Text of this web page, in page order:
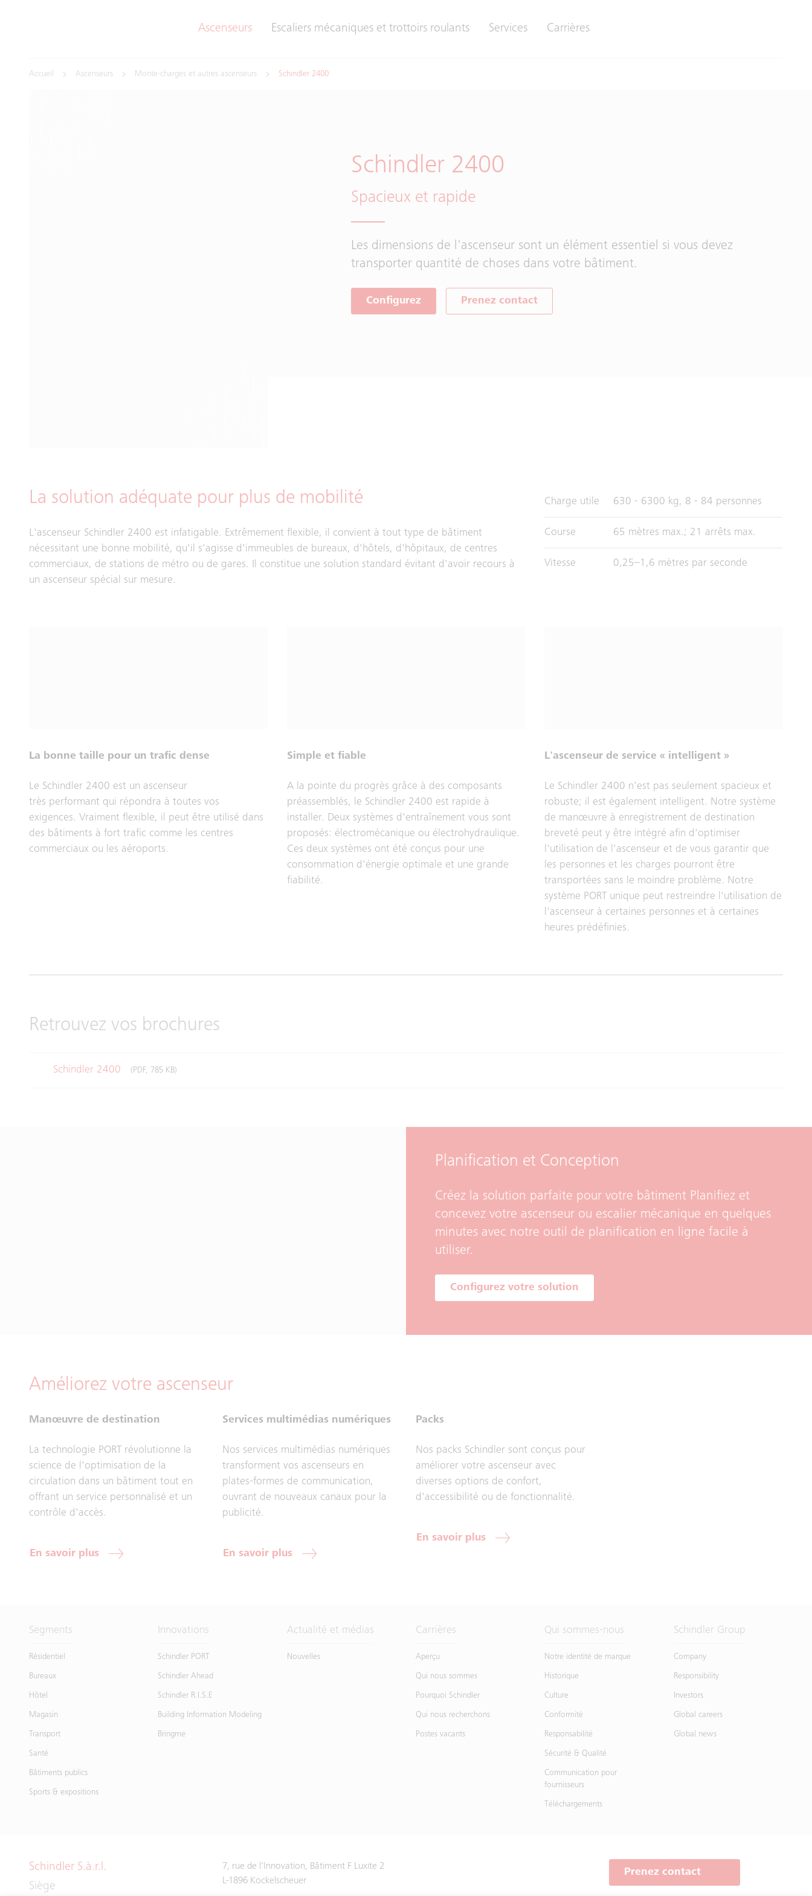
Ascenseurs Escaliers mécaniques et trottoirs roulants Services Carrières
Accueil Ascenseurs Monte-charges et autres ascenseurs Schindler 2400
Schindler 2400
Spacieux et rapide
Les dimensions de l'ascenseur sont un élément essentiel si vous devez
transporter quantité de choses dans votre bâtiment.
Configurez Prenez contact
La solution adéquate pour plus de mobilité
L'ascenseur Schindler 2400 est infatigable. Extrêmement flexible, il convient à tout type de bâtiment
nécessitant une bonne mobilité, qu'il s'agisse d'immeubles de bureaux, d'hôtels, d'hôpitaux, de centres
commerciaux, de stations de métro ou de gares. Il constitue une solution standard évitant d'avoir recours à
un ascenseur spécial sur mesure.
Charge utile 630 - 6300 kg, 8 - 84 personnes
Course 65 mètres max.; 21 arrêts max.
Vitesse 0,25–1,6 mètres par seconde
La bonne taille pour un trafic dense
Le Schindler 2400 est un ascenseur
très performant qui répondra à toutes vos
exigences. Vraiment flexible, il peut être utilisé dans
des bâtiments à fort trafic comme les centres
commerciaux ou les aéroports.
Simple et fiable
A la pointe du progrès grâce à des composants
préassemblés, le Schindler 2400 est rapide à
installer. Deux systèmes d'entraînement vous sont
proposés: électromécanique ou électrohydraulique.
Ces deux systèmes ont été conçus pour une
consommation d'énergie optimale et une grande
fiabilité.
L'ascenseur de service « intelligent »
Le Schindler 2400 n'est pas seulement spacieux et
robuste; il est également intelligent. Notre système
de manœuvre à enregistrement de destination
breveté peut y être intégré afin d'optimiser
l'utilisation de l'ascenseur et de vous garantir que
les personnes et les charges pourront être
transportées sans le moindre problème. Notre
système PORT unique peut restreindre l'utilisation de
l'ascenseur à certaines personnes et à certaines
heures prédéfinies.
Retrouvez vos brochures
Schindler 2400 (PDF, 785 KB)
Planification et Conception
Créez la solution parfaite pour votre bâtiment Planifiez et
concevez votre ascenseur ou escalier mécanique en quelques
minutes avec notre outil de planification en ligne facile à
utiliser.
Configurez votre solution
Améliorez votre ascenseur
Manœuvre de destination
La technologie PORT révolutionne la
science de l'optimisation de la
circulation dans un bâtiment tout en
offrant un service personnalisé et un
contrôle d'accès.
En savoir plus
Services multimédias numériques
Nos services multimédias numériques
transforment vos ascenseurs en
plates-formes de communication,
ouvrant de nouveaux canaux pour la
publicité.
En savoir plus
Packs
Nos packs Schindler sont conçus pour
améliorer votre ascenseur avec
diverses options de confort,
d'accessibilité ou de fonctionnalité.
En savoir plus
Segments
Résidentiel
Bureaux
Hôtel
Magasin
Transport
Santé
Bâtiments publics
Sports & expositions
Innovations
Schindler PORT
Schindler Ahead
Schindler R.I.S.E
Building Information Modeling
Bringme
Actualité et médias
Nouvelles
Carrières
Aperçu
Qui nous sommes
Pourquoi Schindler
Qui nous recherchons
Postes vacants
Qui sommes-nous
Notre identité de marque
Historique
Culture
Conformité
Responsabilité
Sécurité & Qualité
Communication pour
fournisseurs
Téléchargements
Schindler Group
Company
Responsibility
Investors
Global careers
Global news
Schindler S.à.r.l.
Siège
7, rue de l'Innovation, Bâtiment F Luxite 2
L-1896 Kockelscheuer
Prenez contact